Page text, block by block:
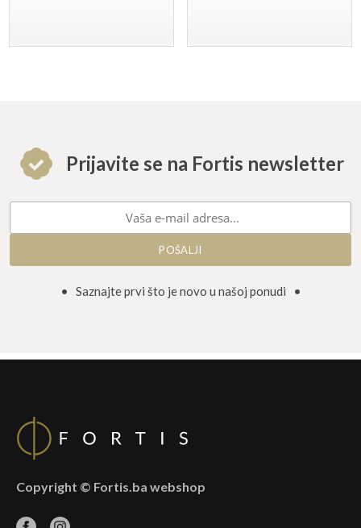
Prijavite se na Fortis newsletter
• Saznajte prvi što je novo u našoj ponudi •
Copyright © Fortis.ba webshop